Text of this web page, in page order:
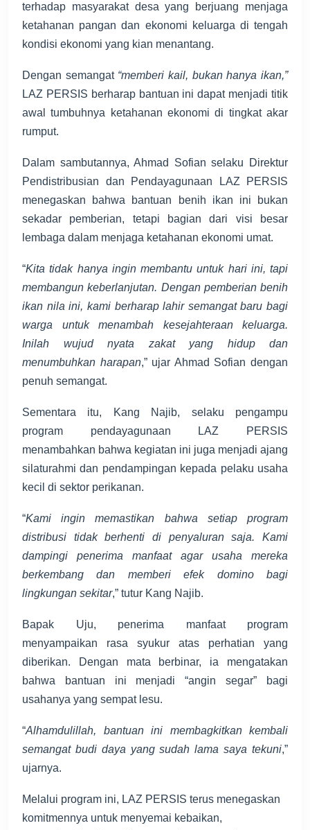
terhadap masyarakat desa yang berjuang menjaga
ketahanan pangan dan ekonomi keluarga di tengah
kondisi ekonomi yang kian menantang.
Dengan semangat “memberi kail, bukan hanya ikan,”
LAZ PERSIS berharap bantuan ini dapat menjadi titik
awal tumbuhnya ketahanan ekonomi di tingkat akar
rumput.
Dalam sambutannya, Ahmad Sofian selaku Direktur
Pendistribusian dan Pendayagunaan LAZ PERSIS
menegaskan bahwa bantuan benih ikan ini bukan
sekadar pemberian, tetapi bagian dari visi besar
lembaga dalam menjaga ketahanan ekonomi umat.
“Kita tidak hanya ingin membantu untuk hari ini, tapi
membangun keberlanjutan. Dengan pemberian benih
ikan nila ini, kami berharap lahir semangat baru bagi
warga untuk menambah kesejahteraan keluarga.
Inilah wujud nyata zakat yang hidup dan
menumbuhkan harapan,” ujar Ahmad Sofian dengan
penuh semangat.
Sementara itu, Kang Najib, selaku pengampu
program pendayagunaan LAZ PERSIS
menambahkan bahwa kegiatan ini juga menjadi ajang
silaturahmi dan pendampingan kepada pelaku usaha
kecil di sektor perikanan.
“Kami ingin memastikan bahwa setiap program
distribusi tidak berhenti di penyaluran saja. Kami
dampingi penerima manfaat agar usaha mereka
berkembang dan memberi efek domino bagi
lingkungan sekitar,” tutur Kang Najib.
Bapak Uju, penerima manfaat program
menyampaikan rasa syukur atas perhatian yang
diberikan. Dengan mata berbinar, ia mengatakan
bahwa bantuan ini menjadi “angin segar” bagi
usahanya yang sempat lesu.
“Alhamdulillah, bantuan ini membagkitkan kembali
semangat budi daya yang sudah lama saya tekuni,”
ujarnya.
Melalui program ini, LAZ PERSIS terus menegaskan
komitmennya untuk menyemai kebaikan,